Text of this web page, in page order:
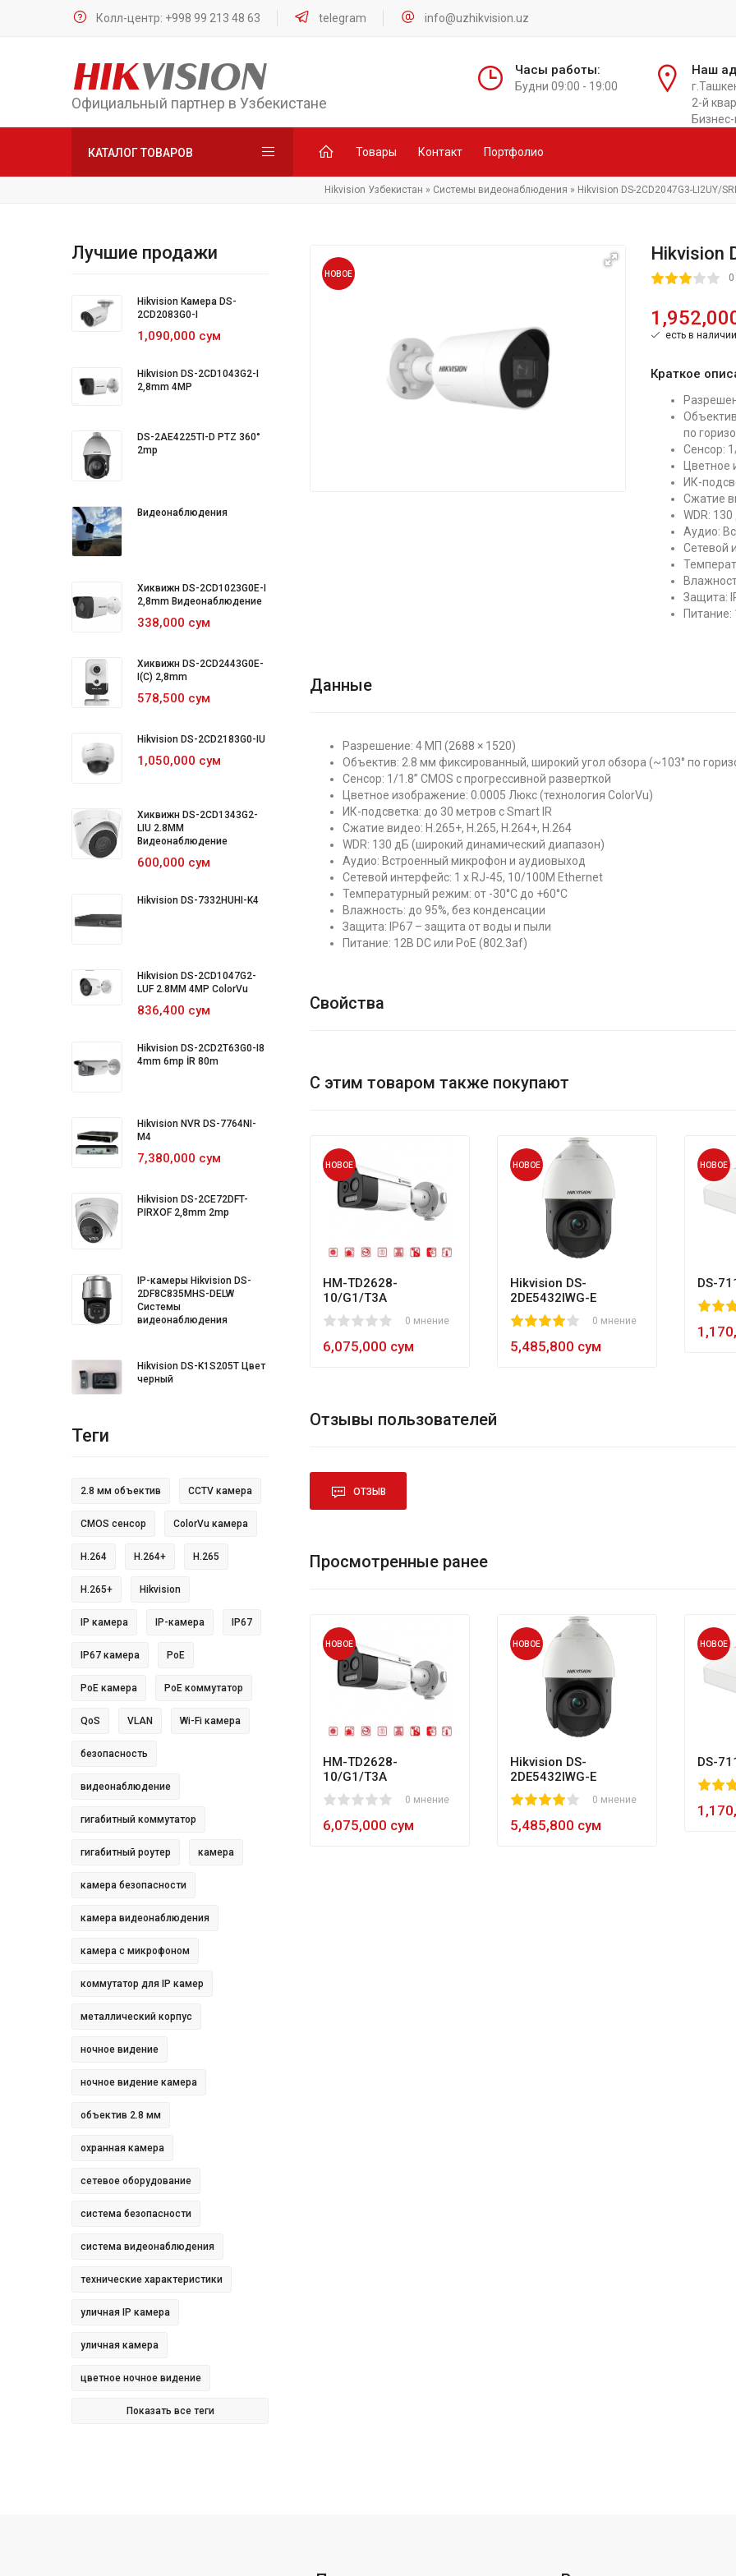
Колл-центр: +998 99 213 48 63 telegram info@uzhikvision.uz
HIKVISION
Официальный партнер в Узбекистане
Часы работы:
Будни 09:00 - 19:00
Наш
2-й
КАТАЛОГ ТОВАРОВ Товары Контакт Портфолио
Hikvision Узбекистан » Системы видеонаблюдения » Hikvision DS-2CD2047G3-LI2UY/
НОВОЕ
Hikvision
есть в наличии
Краткое
по
Сенсор:
ИК-
Сжатие
WDR:
Аудио:
Сетевой
Защита:
Питание:
Данные
Разрешение: 4 МП (2688 × 1520)
Объектив: 2.8 мм фиксированный, широкий угол обзора (~103° по
Сенсор: 1/1.8” CMOS с прогрессивной разверткой
Цветное изображение: 0.0005 Люкс (технология ColorVu)
ИК-подсветка: до 30 метров с Smart IR
Сжатие видео: H.265+, H.265, H.264+, H.264
WDR: 130 дБ (широкий динамический диапазон)
Аудио: Встроенный микрофон и аудиовыход
Сетевой интерфейс: 1 x RJ-45, 10/100М Ethernet
Температурный режим: от -30°C до +60°C
Влажность: до 95%, без конденсации
Защита: IP67 – защита от воды и пыли
Питание: 12В DC или PoE (802.3af)
Свойства
С этим товаром также покупают
НОВОЕ
HM-TD2628-
10/G1/T3A
0 0 мнение
6,075,000 сум
НОВОЕ
Hikvision DS-
2DE5432IWG-E
80 1 2 0 мнение
5,485,800 сум
НОВОЕ
DS-
Отзывы пользователей
ОТЗЫВ
Просмотренные ранее
НОВОЕ
HM-TD2628-
10/G1/T3A
0 мнение
6,075,000 сум
НОВОЕ
Hikvision DS-
2DE5432IWG-E
80 1 2 0 мнение
5,485,800 сум
НОВОЕ
DS-
Лучшие продажи
Hikvision Камера DS-
2CD2083G0-I
1,090,000 сум
Hikvision DS-2CD1043G2-I
2,8mm 4MP
DS-2AE4225TI-D PTZ 360°
2mp
Видеонаблюдения
Хиквижн DS-2CD1023G0E-I
2,8mm Видеонаблюдение
338,000 сум
Хиквижн DS-2CD2443G0E-
I(C) 2,8mm
578,500 сум
Hikvision DS-2CD2183G0-IU
1,050,000 сум
Хиквижн DS-2CD1343G2-
LIU 2.8MM
Видеонаблюдение
600,000 сум
Hikvision DS-7332HUHI-K4
Hikvision DS-2CD1047G2-
LUF 2.8MM 4MP ColorVu
836,400 сум
Hikvision DS-2CD2T63G0-I8
4mm 6mp İR 80m
Hikvision NVR DS-7764NI-
M4
7,380,000 сум
Hikvision DS-2CE72DFT-
PIRXOF 2,8mm 2mp
IP-камеры Hikvision DS-
2DF8C835MHS-DELW
Системы
видеонаблюдения
Hikvision DS-K1S205T Цвет
черный
Теги
2.8 мм объектив CCTV камера
CMOS сенсор ColorVu камера
H.264 H.264+ H.265
H.265+ Hikvision
IP камера IP-камера IP67
IP67 камера PoE
PoE камера PoE коммутатор
QoS VLAN Wi-Fi камера
безопасность
видеонаблюдение
гигабитный коммутатор
гигабитный роутер камера
камера безопасности
камера видеонаблюдения
камера с микрофоном
коммутатор для IP камер
металлический корпус
ночное видение
ночное видение камера
объектив 2.8 мм
охранная камера
сетевое оборудование
система безопасности
система видеонаблюдения
технические характеристики
уличная IP камера
уличная камера
цветное ночное видение
Показать все теги